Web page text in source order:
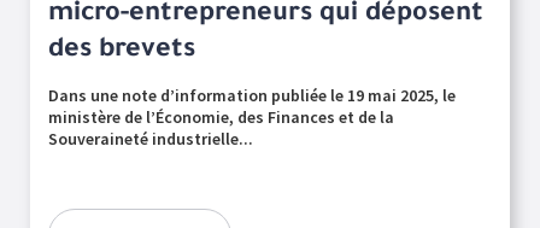
micro-entrepreneurs qui déposent
des brevets
Dans une note d’information publiée le 19 mai 2025, le
ministère de l’Économie, des Finances et de la
Souveraineté industrielle...